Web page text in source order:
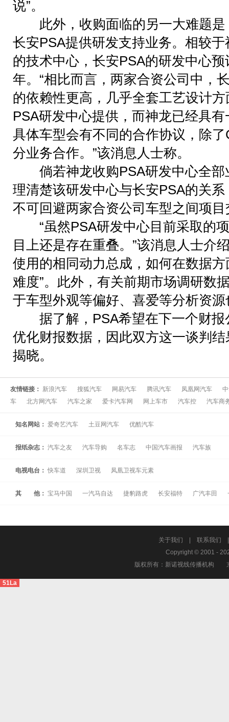
说”。
此外，收购面临的另一大难题是
长安PSA提供研发支持业务。相较
的技术中心，长安PSA的研发中心
年。“相比而言，两家合资公司中，
的依赖性更高，几乎全套工艺设计
PSA研发中心提供，而神龙已经具
具体车型会有不同的合作协议，除
分业务合作。”该消息人士称。
倘若神龙收购PSA研发中心全部
理清楚该研发中心与长安PSA的关
不可回避两家合资公司车型之间项
“虽然PSA研发中心目前采取的
目上还是存在重叠。”该消息人士介
使用的相同动力总成，如何在数据
难度”。此外，有关前期市场调研数
于车型外观等偏好、喜爱等分析资
据了解，PSA希望在下一个财报
优化财报数据，因此双方这一谈判
揭晓。
友情链接： 新浪汽车 搜狐汽车 网易汽车 腾讯汽车 凤凰网汽车
车
北方网汽车 汽车之家 爱卡汽车网 网上车市 汽车控 汽车商
知名网站： 爱奇艺汽车 土豆网汽车 优酷汽车
报纸杂志： 汽车之友 汽车导购 名车志 中国汽车画报 汽车族
电视电台： 快车道 深圳卫视 凤凰卫视车元素
其 他： 宝马中国 一汽马自达 捷豹路虎 长安福特 广汽丰田
关于我们 联系我们
Copyright © 2001 -
版权所有：新诺视线传播机构
51La